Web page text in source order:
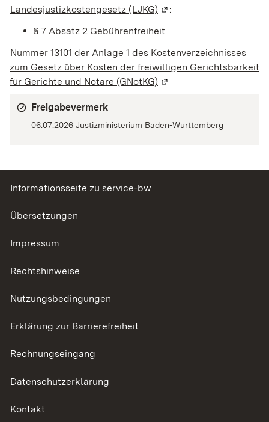
Landesjustizkostengesetz (LJKG) (Wird in einem neuen
:
§ 7 Absatz 2 Gebührenfreiheit
Nummer 13101 der Anlage 1 des Kostenverzeichnisses
zum Gesetz über Kosten der freiwilligen Gerichtsbarkeit
für Gerichte und Notare (GNotKG) (Wird in einem neuen
Freigabevermerk
06.07.2026 Justizministerium Baden-Württemberg
Informationsseite zu service-bw
Übersetzungen
Impressum
Rechtshinweise
Nutzungsbedingungen
Erklärung zur Barrierefreiheit
Rechnungseingang
Datenschutzerklärung
Kontakt